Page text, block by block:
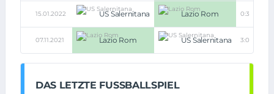
15.01.2022 US Salernitana Lazio Rom 0:3
07.11.2021 Lazio Rom US Salernitana 3:0
DAS LETZTE FUSSBALLSPIEL